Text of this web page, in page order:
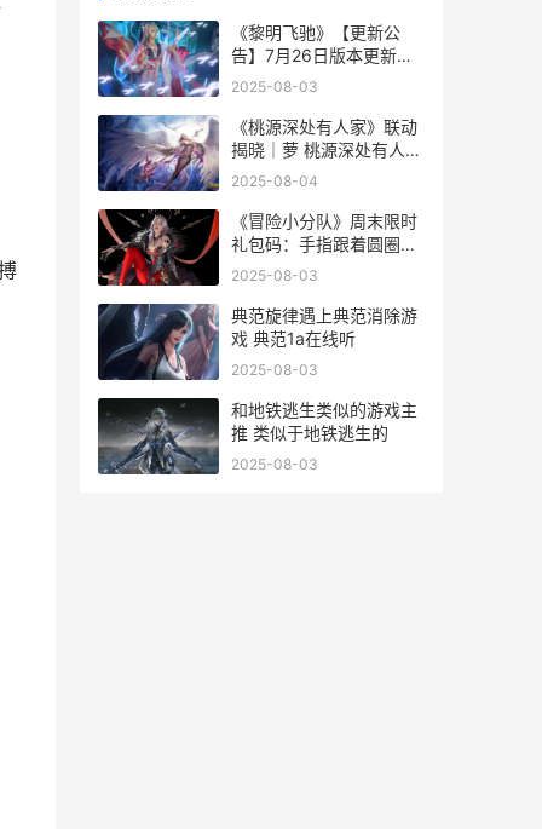
《黎明飞驰》【更新公
告】7月26日版本更新公
告 黎明飞驰免费车辆解锁
2025-08-03
《桃源深处有人家》联动
揭晓｜萝 桃源深处有人家
成都草堂的萝卜在哪里
2025-08-04
《冒险小分队》周末限时
礼包码：手指跟着圆圈晃
动 冒险小分队亚莉莉
2025-08-03
典范旋律遇上典范消除游
戏 典范1a在线听
2025-08-03
和地铁逃生类似的游戏主
推 类似于地铁逃生的
2025-08-03